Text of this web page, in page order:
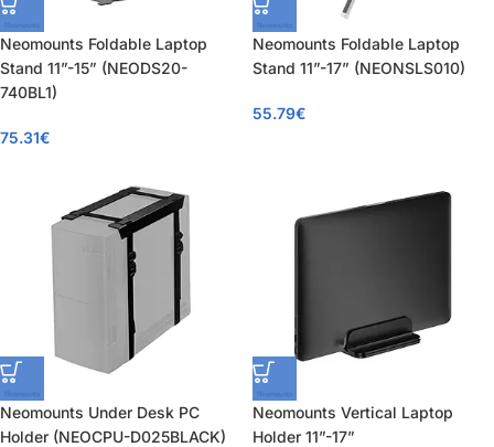
Neomounts Foldable Laptop
Stand 11”-15” (NEODS20-
740BL1)
75.31€
Neomounts Foldable Laptop
Stand 11”-17” (NEONSLS010)
55.79€
Neomounts Under Desk PC
Holder (NEOCPU-D025BLACK)
Neomounts Vertical Laptop
Holder 11”-17”